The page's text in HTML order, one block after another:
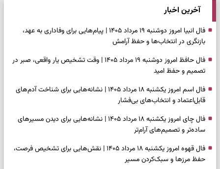
آخرین اخبار
فال انبیا امروز دوشنبه ۱۹ مرداد ۱۴۰۵ | پیام‌هایی برای وفاداری به عهد،
بازنگری در انتخاب‌ها و حفظ آرامش
فال حافظ امروز دوشنبه ۱۹ مرداد ۱۴۰۵ | وقت تشخیص یار واقعی، صبر در
تصمیم و حفظ امید
فال اسم امروز یکشنبه ۱۸ مرداد ۱۴۰۵ | نشانه‌هایی برای شناخت آدم‌های
قابل‌اعتماد و انتخاب‌های بی‌فشار
فال چای امروز یکشنبه ۱۸ مرداد ۱۴۰۵ | نشانه‌هایی برای دیدن مسیرهای
ساده‌تر و تصمیم‌های آرام‌تر
فال قهوه امروز یکشنبه ۱۸ مرداد ۱۴۰۵ | نقش‌هایی برای تشخیص فرصت،
حفظ مرزها و سبک‌کردن مسیر